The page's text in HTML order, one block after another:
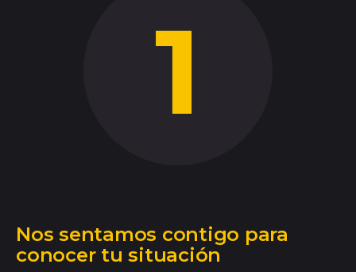
Nos sentamos contigo para
conocer tu situación